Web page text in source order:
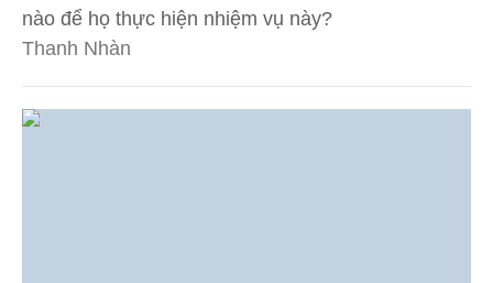
nào để họ thực hiện nhiệm vụ này?
Thanh Nhàn